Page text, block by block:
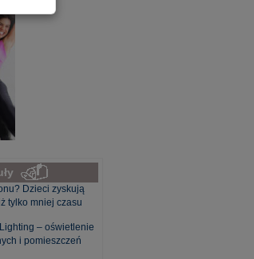
Dzieci zyskują
tylko mniej czasu
– oświetlenie
i pomieszczeń